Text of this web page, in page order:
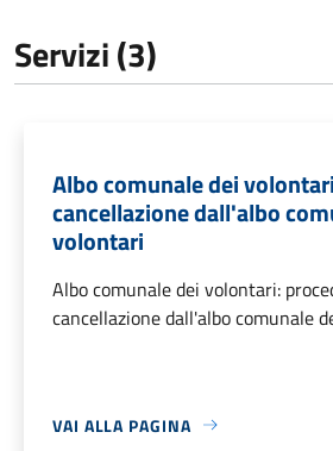
Servizi (3)
Albo comunale dei
cancellazione dall'albo
volontari
Albo comunale dei volontari:
cancellazione dall'albo comunale
VAI ALLA PAGINA